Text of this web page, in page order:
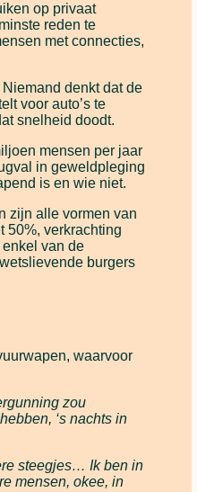
op privaat
reden te
met connecties,
denkt dat de
voor auto’s te
snelheid doodt.
mensen per jaar
in geweldpleging
is en wie niet.
zijn alle vormen van
50%, verkrachting
van de
burgers
waarvoor
zou
‘s nachts in
steegjes… Ik ben in
mensen, okee, in